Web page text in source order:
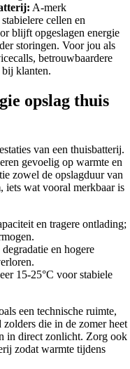
A-merk
cellen en
blijft opgeslagen energie
storingen. Voor jou als
betrouwbaardere
bij klanten.
opslag thuis
van een thuisbatterij.
gevoelig op warmte en
zowel de opslagduur van
iets wat vooral merkbaar is
en tragere ontlading;
degradatie en hogere
15-25°C voor stabiele
een technische ruimte,
die in de zomer heet
in direct zonlicht. Zorg ook
zodat warmte tijdens